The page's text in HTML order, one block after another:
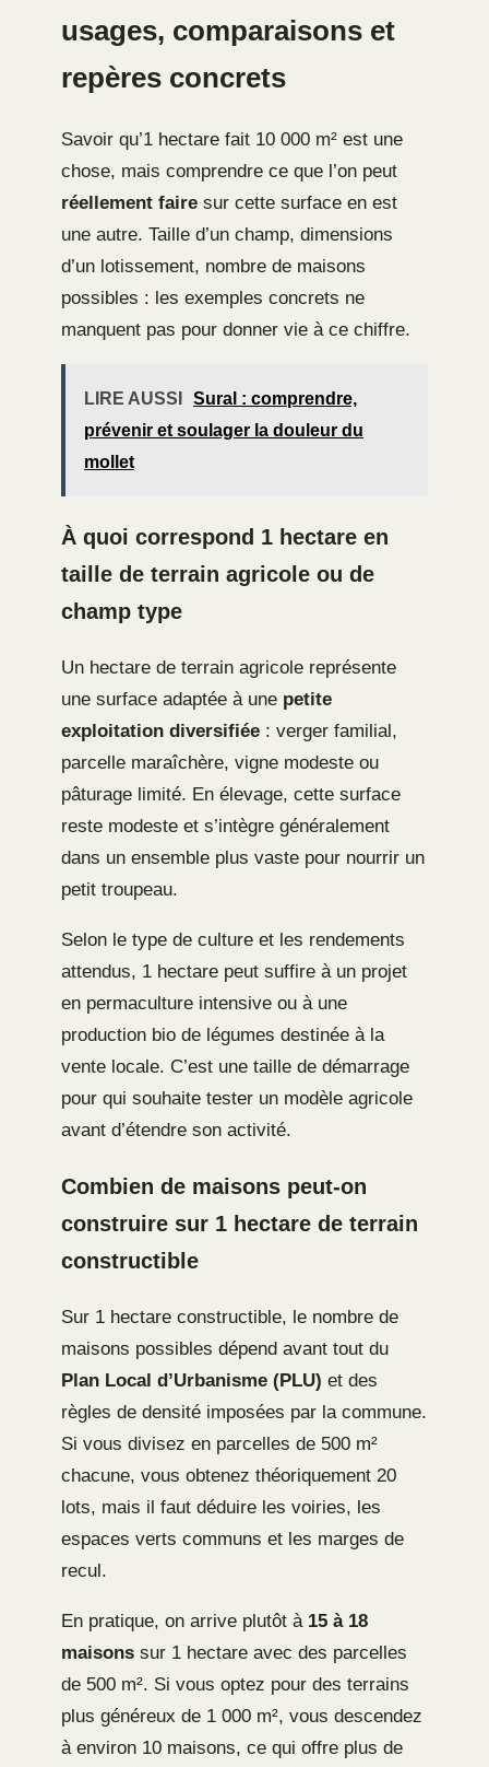
usages, comparaisons et
repères concrets
Savoir qu’1 hectare fait 10 000 m² est une
chose, mais comprendre ce que l’on peut
réellement faire sur cette surface en est
une autre. Taille d’un champ, dimensions
d’un lotissement, nombre de maisons
possibles : les exemples concrets ne
manquent pas pour donner vie à ce chiffre.
LIRE AUSSI
Sural : comprendre,
prévenir et soulager la douleur du
mollet
À quoi correspond 1 hectare en
taille de terrain agricole ou de
champ type
Un hectare de terrain agricole représente
une surface adaptée à une petite
exploitation diversifiée : verger familial,
parcelle maraîchère, vigne modeste ou
pâturage limité. En élevage, cette surface
reste modeste et s’intègre généralement
dans un ensemble plus vaste pour nourrir un
petit troupeau.
Selon le type de culture et les rendements
attendus, 1 hectare peut suffire à un projet
en permaculture intensive ou à une
production bio de légumes destinée à la
vente locale. C’est une taille de démarrage
pour qui souhaite tester un modèle agricole
avant d’étendre son activité.
Combien de maisons peut-on
construire sur 1 hectare de terrain
constructible
Sur 1 hectare constructible, le nombre de
maisons possibles dépend avant tout du
Plan Local d’Urbanisme (PLU) et des
règles de densité imposées par la commune.
Si vous divisez en parcelles de 500 m²
chacune, vous obtenez théoriquement 20
lots, mais il faut déduire les voiries, les
espaces verts communs et les marges de
recul.
En pratique, on arrive plutôt à 15 à 18
maisons sur 1 hectare avec des parcelles
de 500 m². Si vous optez pour des terrains
plus généreux de 1 000 m², vous descendez
à environ 10 maisons, ce qui offre plus de